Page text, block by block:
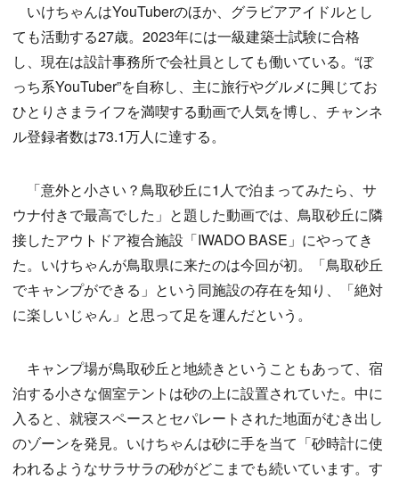
いけちゃんはYouTuberのほか、グラビアアイドルとし
ても活動する27歳。2023年には一級建築士試験に合格
し、現在は設計事務所で会社員としても働いている。“ぼ
っち系YouTuber”を自称し、主に旅行やグルメに興じてお
ひとりさまライフを満喫する動画で人気を博し、チャンネ
ル登録者数は73.1万人に達する。
「意外と小さい？鳥取砂丘に1人で泊まってみたら、サ
ウナ付きで最高でした」と題した動画では、鳥取砂丘に隣
接したアウトドア複合施設「IWADO BASE」にやってき
た。いけちゃんが鳥取県に来たのは今回が初。「鳥取砂丘
でキャンプができる」という同施設の存在を知り、「絶対
に楽しいじゃん」と思って足を運んだという。
キャンプ場が鳥取砂丘と地続きということもあって、宿
泊する小さな個室テントは砂の上に設置されていた。中に
入ると、就寝スペースとセパレートされた地面がむき出し
のゾーンを発見。いけちゃんは砂に手を当て「砂時計に使
われるようなサラサラの砂がどこまでも続いています。す